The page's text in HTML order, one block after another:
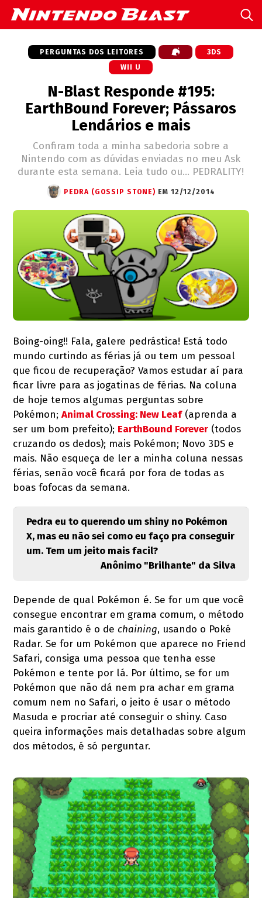
PERGUNTAS DOS LEITORES
3DS
WII U
N-Blast Responde #195:
EarthBound Forever; Pássaros
Lendários e mais
Confiram toda a minha sabedoria sobre a
Nintendo com as dúvidas enviadas no meu Ask
durante esta semana. Leia tudo ou... PEDRALITY!
PEDRA (GOSSIP STONE) EM 12/12/2014
Boing-oing!! Fala, galere pedrástica! Está todo
mundo curtindo as férias já ou tem um pessoal
que ficou de recuperação? Vamos estudar aí para
ficar livre para as jogatinas de férias. Na coluna
de hoje temos algumas perguntas sobre
Pokémon;Animal Crossing: New Leaf(aprenda a
ser um bom prefeito); EarthBound Forever (todos
cruzando os dedos); mais Pokémon; Novo 3DS e
mais. Não esqueça de ler a minha coluna nessas
férias, senão você ficará por fora de todas as
boas fofocas da semana.
Pedra eu to querendo um shiny no Pokémon
X, mas eu não sei como eu faço pra conseguir
um. Tem um jeito mais facil?
Anônimo "Brilhante" da Silva
Depende de qual Pokémon é. Se for um que você
consegue encontrar em grama comum, o método
mais garantido é o de chaining, usando o Poké
Radar. Se for um Pokémon que aparece no Friend
Safari, consiga uma pessoa que tenha esse
Pokémon e tente por lá. Por último, se for um
Pokémon que não dá nem pra achar em grama
comum nem no Safari, o jeito é usar o método
Masuda e procriar até conseguir o shiny. Caso
queira informações mais detalhadas sobre algum
dos métodos, é só perguntar.